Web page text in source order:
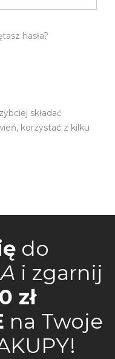
hasła?
składać
korzystać z kilku
do
i zgarnij
zł
na Twoje